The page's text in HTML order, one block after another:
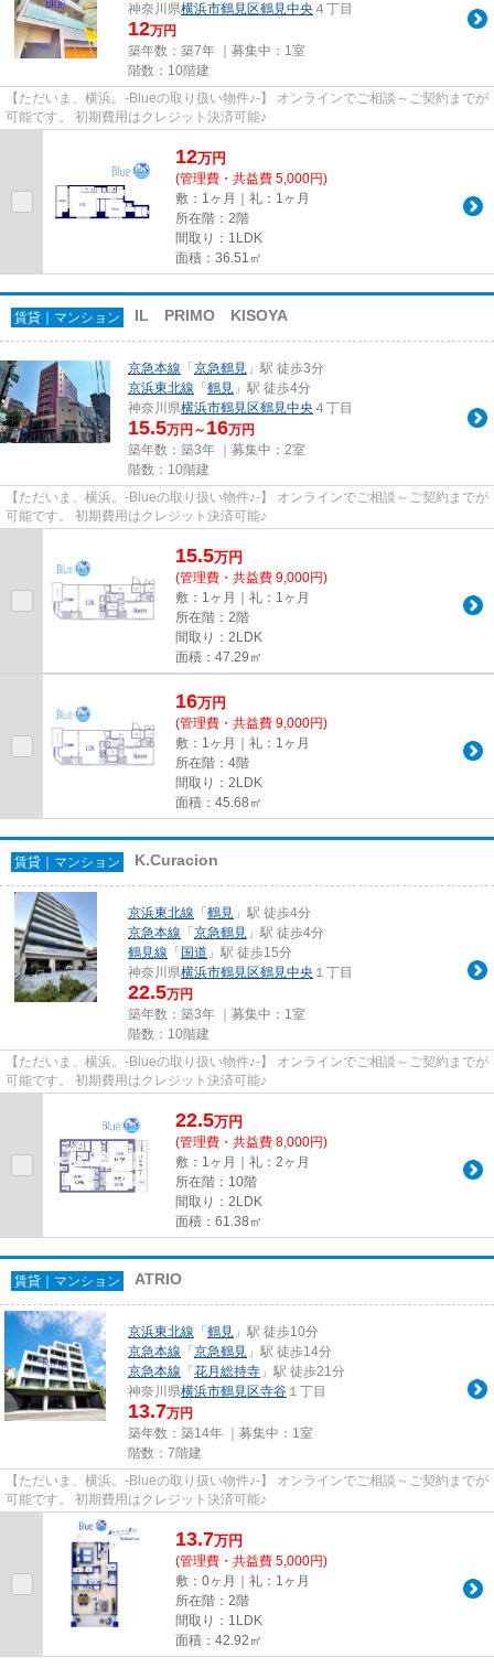
神奈川県横浜市鶴見区鶴見中央 ４丁目
12万円
築年数：築7年 ｜募集中： 1室
階数：10階建
【ただいま、横浜。-Blueの取り扱い物件♪-】 オンラインでご相談～ご契約までが
可能です。 初期費用はクレジット決済可能♪
12万円
(管理費・共益費 5,000円)
敷：1ヶ月｜礼：1ヶ月
所在階：2階
間取り：1LDK
面積：36.51㎡
賃貸｜マンション IL PRIMO KISOYA
京急本線 「 京急鶴見 」駅 徒歩3分
京浜東北線 「 鶴見 」駅 徒歩4分
神奈川県横浜市鶴見区鶴見中央 ４丁目
15.5万円～ 16万円
築年数：築3年 ｜募集中： 2室
階数：10階建
【ただいま、横浜。-Blueの取り扱い物件♪-】 オンラインでご相談～ご契約までが
可能です。 初期費用はクレジット決済可能♪
15.5万円
(管理費・共益費 9,000円)
敷：1ヶ月｜礼：1ヶ月
所在階：2階
間取り：2LDK
面積：47.29㎡
16万円
(管理費・共益費 9,000円)
敷：1ヶ月｜礼：1ヶ月
所在階：4階
間取り：2LDK
面積：45.68㎡
賃貸｜マンション K.Curacion
京浜東北線 「 鶴見 」駅 徒歩4分
京急本線 「 京急鶴見 」駅 徒歩4分
鶴見線 「 国道 」駅 徒歩15分
神奈川県横浜市鶴見区鶴見中央 １丁目
22.5万円
築年数：築3年 ｜募集中： 1室
階数：10階建
【ただいま、横浜。-Blueの取り扱い物件♪-】 オンラインでご相談～ご契約までが
可能です。 初期費用はクレジット決済可能♪
22.5万円
(管理費・共益費 8,000円)
敷：1ヶ月｜礼：2ヶ月
所在階：10階
間取り：2LDK
面積：61.38㎡
賃貸｜マンション ATRIO
京浜東北線 「 鶴見 」駅 徒歩10分
京急本線 「 京急鶴見 」駅 徒歩14分
京急本線 「 花月総持寺 」駅 徒歩21分
神奈川県横浜市鶴見区寺谷 １丁目
13.7万円
築年数：築14年 ｜募集中： 1室
階数：7階建
【ただいま、横浜。-Blueの取り扱い物件♪-】 オンラインでご相談～ご契約までが
可能です。 初期費用はクレジット決済可能♪
13.7万円
(管理費・共益費 5,000円)
敷：0ヶ月｜礼：1ヶ月
所在階：2階
間取り：1LDK
面積：42.92㎡